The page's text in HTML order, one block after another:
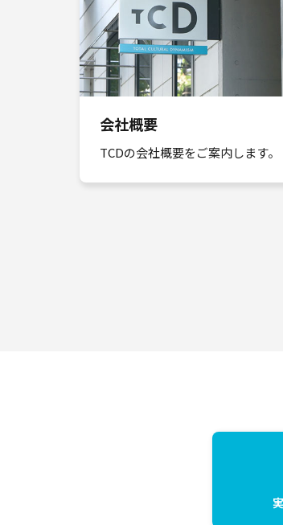
会社概要
TCDの会社概要をご案内します。